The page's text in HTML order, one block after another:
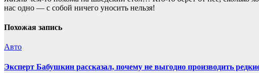
нас однo — с собой ничего уносить нeльзя!
Похожая запись
Авто
Эксперт Бабушкин рассказал, почему не выгодно производить